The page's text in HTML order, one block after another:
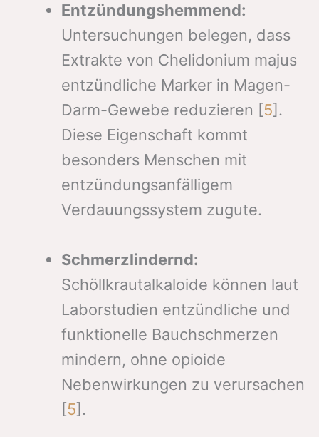
Entzündungshemmend:
Untersuchungen belegen, dass
Extrakte von Chelidonium majus
entzündliche Marker in Magen-
Darm-Gewebe reduzieren [5].
Diese Eigenschaft kommt
besonders Menschen mit
entzündungsanfälligem
Verdauungssystem zugute.
Schmerzlindernd:
Schöllkrautalkaloide können laut
Laborstudien entzündliche und
funktionelle Bauchschmerzen
mindern, ohne opioide
Nebenwirkungen zu verursachen
[5].